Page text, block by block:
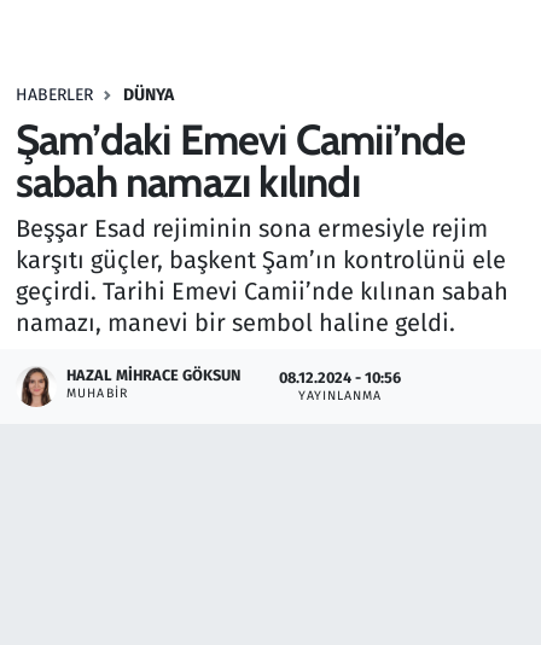
HABERLER DÜNYA
Şam’daki Emevi Camii’nde
sabah namazı kılındı
Beşşar Esad rejiminin sona ermesiyle rejim
karşıtı güçler, başkent Şam’ın kontrolünü ele
geçirdi. Tarihi Emevi Camii’nde kılınan sabah
namazı, manevi bir sembol haline geldi.
HAZAL MIHRACE GÖKSUN
MUHABIR
08.12.2024 - 10:56
YAYINLANMA
Haber
Kültür Sanat
Kurumsal Haberler
Lezzet Durağı